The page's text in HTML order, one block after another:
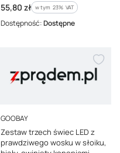
Cena brutto
55,80 zł w tym %s VAT
w tym 23% VAT
Dostępność:Dostępne
PRODUCENT
GOOBAY
Zestaw trzech świec LED z
prawdziwego wosku w słoiku,